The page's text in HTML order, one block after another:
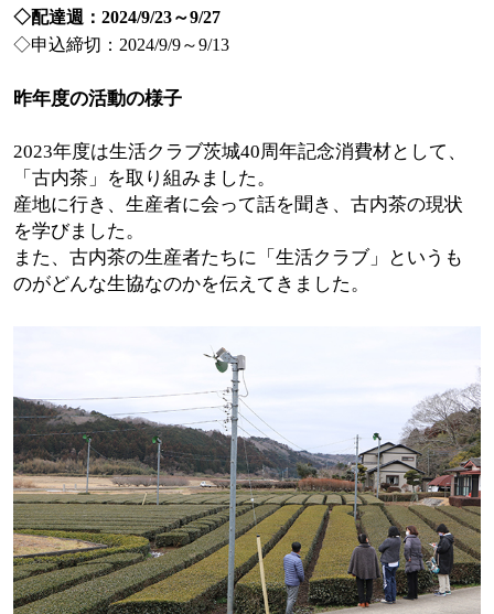
◇配達週：2024/9/23～9/27
◇申込締切：2024/9/9～9/13
昨年度の活動の様子
2023年度は生活クラブ茨城40周年記念消費材として、
「古内茶」を取り組みました。
産地に行き、生産者に会って話を聞き、古内茶の現状
を学びました。
また、古内茶の生産者たちに「生活クラブ」というも
のがどんな生協なのかを伝えてきました。